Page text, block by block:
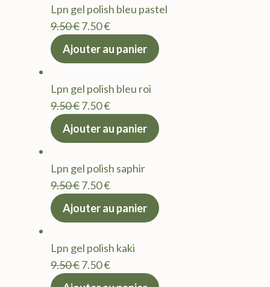
9.50 €.7.50 €.
Lpn gel polish bleu pastel
9.50€Le
prix
9.50 €.
7.50€Le
actuel
7.50 €.
Ajouter au panier
Lpn gel polish bleu roi
9.50€Le
prix
9.50 €.
7.50€Le
actuel
7.50 €.
Ajouter au panier
Lpn gel polish saphir
9.50€Le
prix
9.50 €.
7.50€Le
actuel
7.50 €.
Ajouter au panier
Lpn gel polish kaki
9.50€Le
prix
7.50€Le